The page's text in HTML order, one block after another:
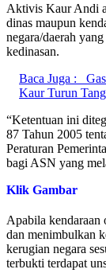
Aktivis Kaur Andi
dinas maupun
negara/daerah
kedinasan.
Baca Juga :
Kaur Turun
“Ketentuan ini
87 Tahun 2005
Peraturan
bagi ASN yang
Klik Gambar
Apabila kendaraan
dan menimbulkan
kerugian negara
terbukti terdapat